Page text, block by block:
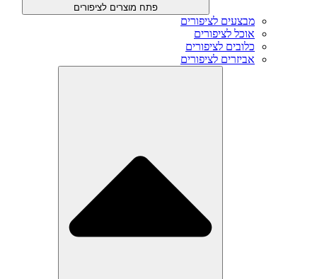
פתח מוצרים לציפורים
מבצעים לציפורים
אוכל לציפורים
כלובים לציפורים
אביזרים לציפורים